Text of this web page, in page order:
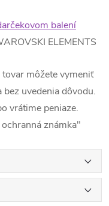
balení
ELEMENTS
môžete vymeniť
uvedenia dôvodu.
vrátime peniaze.
známka"